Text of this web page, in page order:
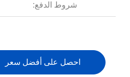
شروط الدفع:
احصل على أفضل سعر